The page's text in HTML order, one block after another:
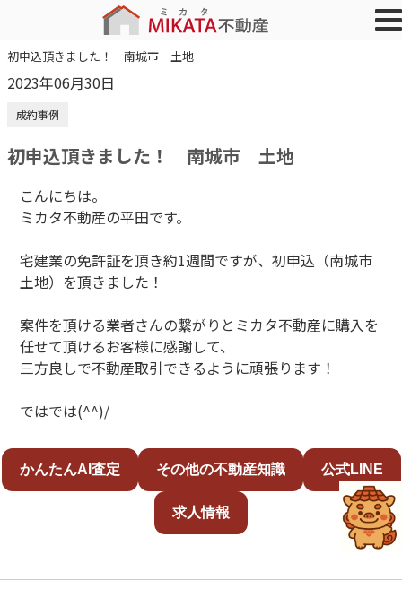
初申込頂きました！ 南城市 土地
2023年06月30日
成約事例
初申込頂きました！ 南城市 土地
こんにちは。
ミカタ不動産の平田です。
宅建業の免許証を頂き約1週間ですが、初申込（南城市
土地）を頂きました！
案件を頂ける業者さんの繋がりとミカタ不動産に購入を
任せて頂けるお客様に感謝して、
三方良しで不動産取引できるように頑張ります！
ではでは(^^)/
かんたんAI査定 その他の不動産知識 公式LINE
求人情報